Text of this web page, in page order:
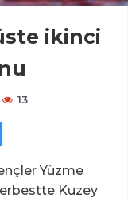
ikinci
13
Yüzme
Kuzey